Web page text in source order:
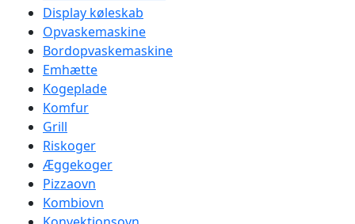
Display køleskab
Opvaskemaskine
Bordopvaskemaskine
Emhætte
Kogeplade
Komfur
Grill
Riskoger
Æggekoger
Pizzaovn
Kombiovn